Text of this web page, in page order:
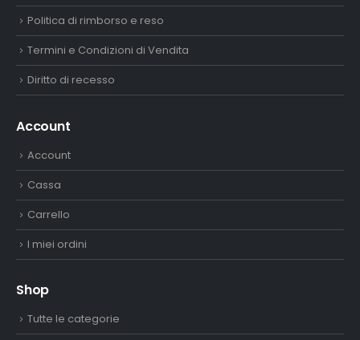
Politica di rimborso e reso
Termini e Condizioni di Vendita
Diritto di recesso
Account
Account
Cassa
Carrello
I miei ordini
Shop
Tutte le categorie